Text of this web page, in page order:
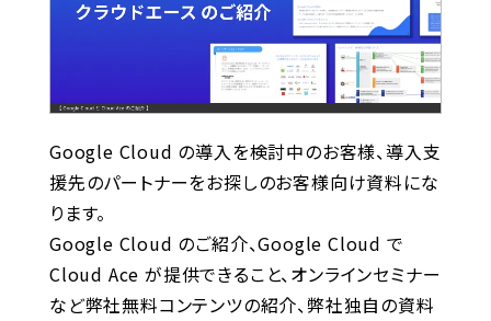
Google Cloud の導入を検討中のお客様、導入支
援先のパートナーをお探しのお客様向け資料にな
ります。
Google Cloud のご紹介、Google Cloud で
Cloud Ace が提供できること、オンラインセミナー
など弊社無料コンテンツの紹介、弊社独自の資料